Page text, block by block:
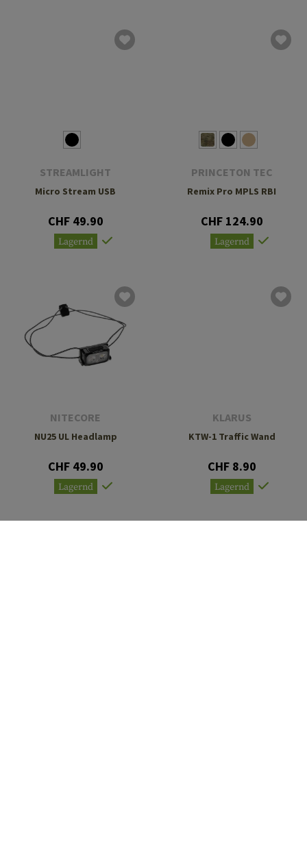
STREAMLIGHT
Micro Stream USB
CHF 49.90
Lagernd
PRINCETON TEC
Remix Pro MPLS RBI
CHF 124.90
Lagernd
NITECORE
NU25 UL Headlamp
CHF 49.90
Lagernd
KLARUS
KTW-1 Traffic Wand
CHF 8.90
Lagernd